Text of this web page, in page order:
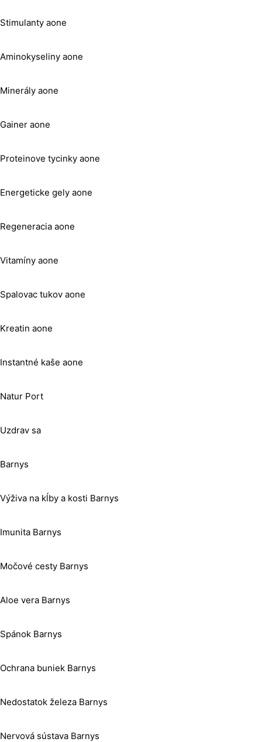
Stimulanty aone
Aminokyseliny aone
Minerály aone
Gainer aone
Proteinove tycinky aone
Energeticke gely aone
Regeneracia aone
Vitamíny aone
Spalovac tukov aone
Kreatin aone
Instantné kaše aone
Natur Port
Uzdrav sa
Barnys
Výživa na kĺby a kosti Barnys
Imunita Barnys
Močové cesty Barnys
Aloe vera Barnys
Spánok Barnys
Ochrana buniek Barnys
Nedostatok železa Barnys
Nervová sústava Barnys